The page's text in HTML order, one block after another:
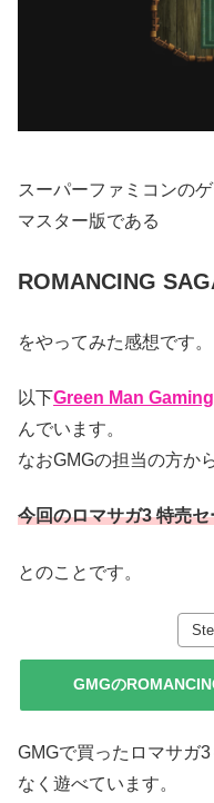
スーパーファミコンの
マスター版である
ROMANCING
をやってみた感想です。
以下Green Man
んでいます。
なおGMGの担当の方か
今回のロマサガ3 特売
とのことです。
GMGの
GMGで買ったロマサガ
なく遊べています。